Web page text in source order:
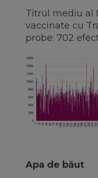
Titrul mediu al
vaccinate cu
probe: 702
Apa de băut